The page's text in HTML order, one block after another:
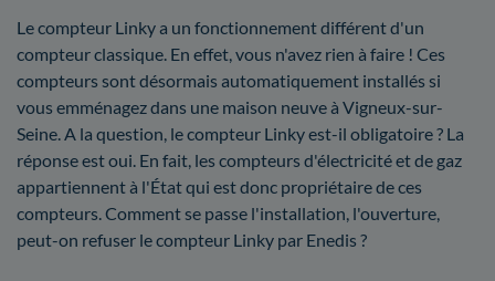
Le compteur Linky a un fonctionnement différent d'un
compteur classique. En effet, vous n'avez rien à faire ! Ces
compteurs sont désormais automatiquement installés si
vous emménagez dans une maison neuve à Vigneux-sur-
Seine. A la question, le compteur Linky est-il obligatoire ? La
réponse est oui. En fait, les compteurs d'électricité et de gaz
appartiennent à l'État qui est donc propriétaire de ces
compteurs. Comment se passe l'installation, l'ouverture,
peut-on refuser le compteur Linky par Enedis ?